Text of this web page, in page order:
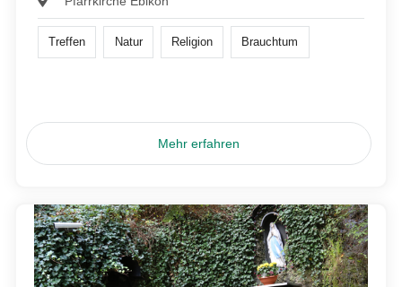
Treffen Natur Religion Brauchtum
Mehr erfahren